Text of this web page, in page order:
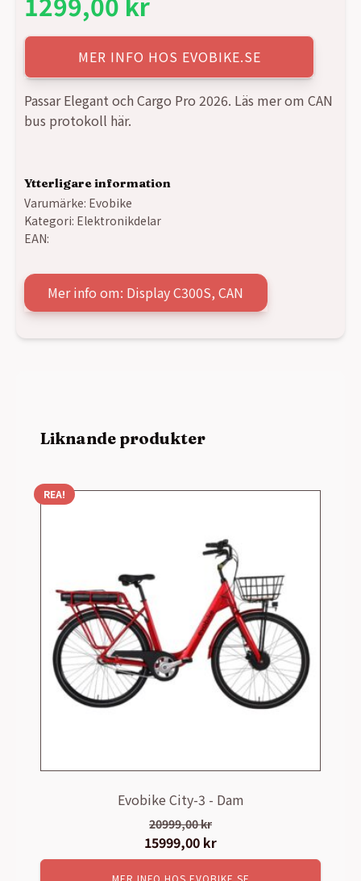
MER INFO HOS EVOBIKE.SE
Passar Elegant och Cargo Pro 2026. Läs mer om CAN
bus protokoll här.
Ytterligare information
Varumärke: Evobike
Kategori: Elektronikdelar
EAN:
Mer info om: Display C300S, CAN
Liknande produkter
REA!
Evobike City-3 - Dam
20999,00kr
Det
ursprungliga
15999,00 kr
nuvarande
MER INFO HOS EVOBIKE.SE